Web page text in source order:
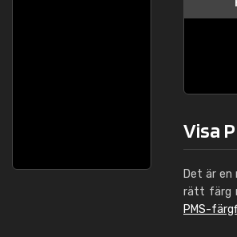
Visa
Det är
rätt färg
PMS-